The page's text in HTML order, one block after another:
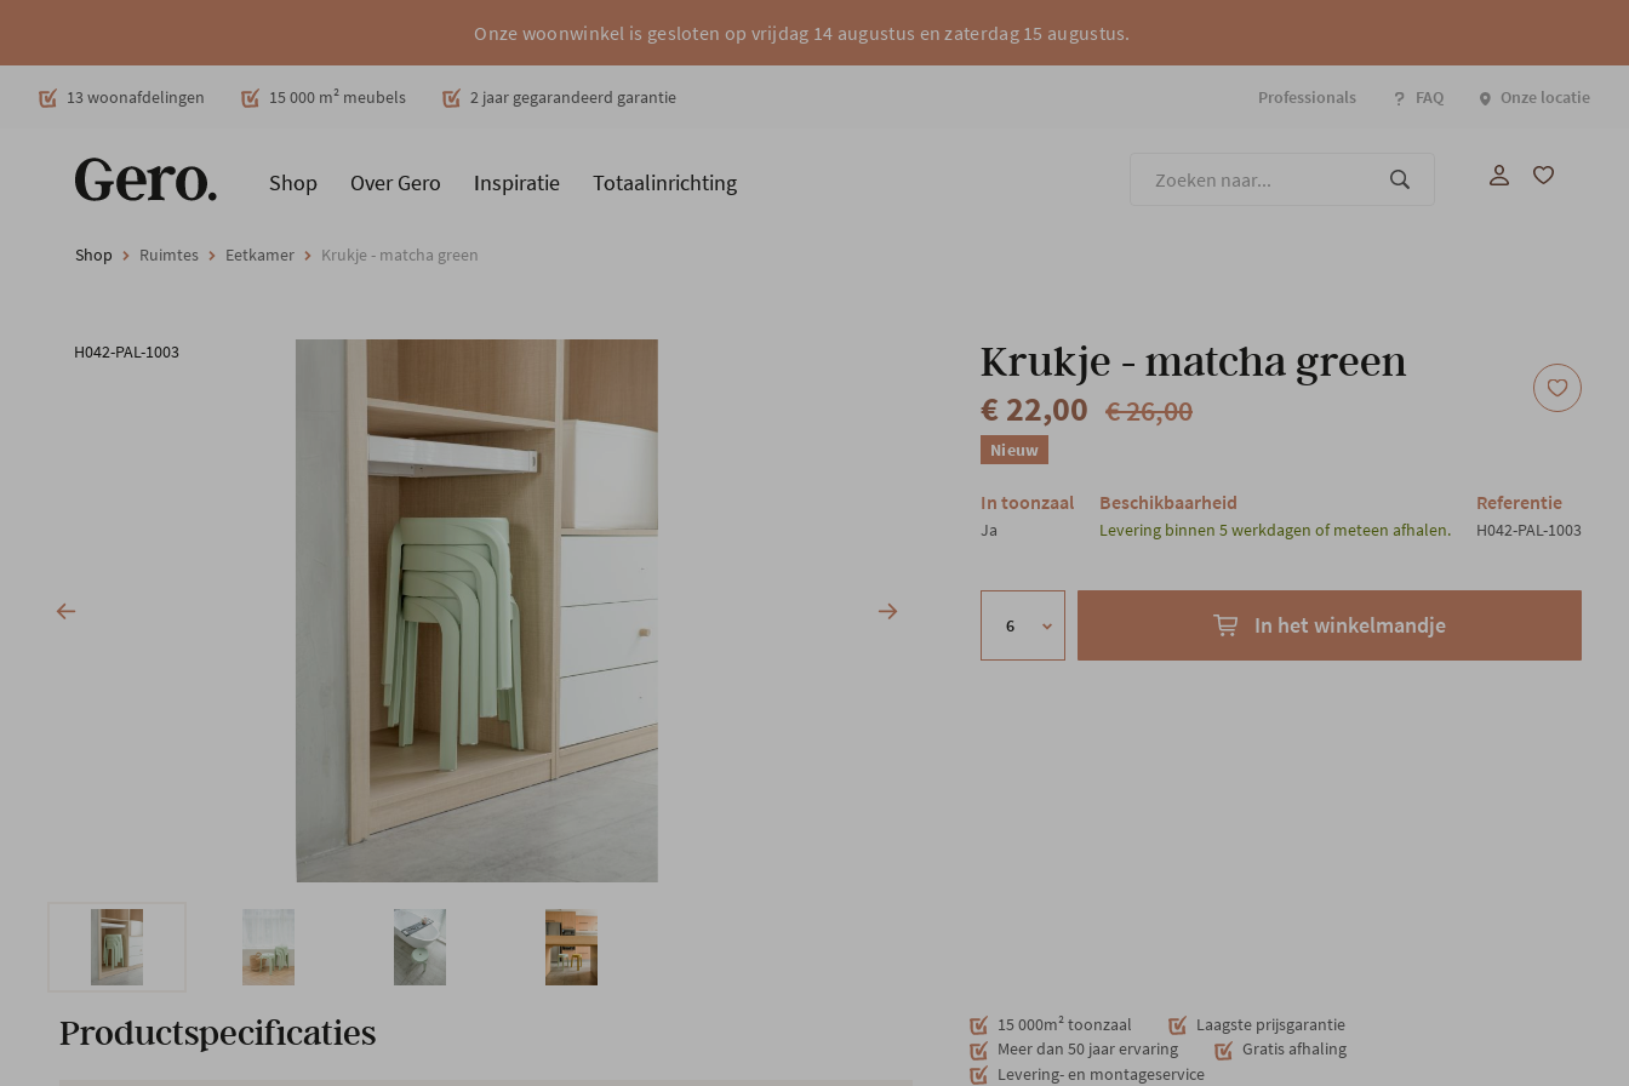
Onze woonwinkel is gesloten op vrijdag 14 augustus en zaterdag 15 augustus.
13 woonafdelingen 15 000 m² meubels 2 jaar gegarandeerd garantie Professionals FAQ Onze locatie
Shop Over Gero Inspiratie Totaalinrichting
Promoties Producten Cadeaubon Woonstijlen Ruimtes Merken
Shop Ruimtes Eetkamer Krukje - matcha green
H042-PAL-1003 Krukje - matcha green
€ 22,00 € 26,00
Nieuw
In toonzaal
Ja
Beschikbaarheid
Levering binnen 5 werkdagen of meteen afhalen.
Referentie
H042-PAL-1003
In het winkelmandje
15 000m² toonzaal
Laagste prijsgarantie
Meer dan 50 jaar ervaring
Gratis afhaling
Levering- en montageservice
Productspecificaties